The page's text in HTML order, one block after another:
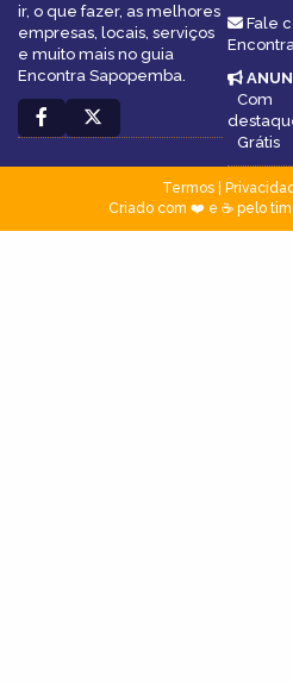
ir, o que fazer, as melhores
empresas, locais, serviços
e muito mais no guia
Encontra Sapopemba.
Fale
Com
Grátis
Termos|
Criado com ❤️ e ☕ pelo